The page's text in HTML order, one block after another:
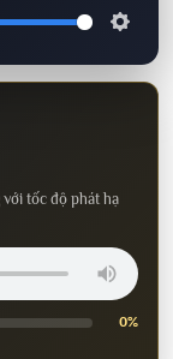
với tốc độ phát hạ
0%